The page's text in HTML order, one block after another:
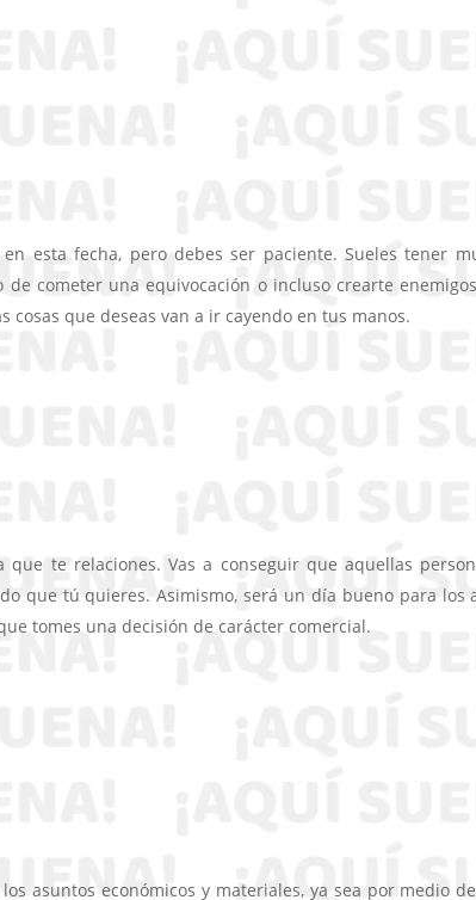
esta fecha, pero debes ser paciente. Sueles tener
de cometer una equivocación o incluso crearte
cosas que deseas van a ir cayendo en tus manos.
que te relaciones. Vas a conseguir que aquellas
que tú quieres. Asimismo, será un día bueno para los
tomes una decisión de carácter comercial.
asuntos económicos y materiales, ya sea por medio